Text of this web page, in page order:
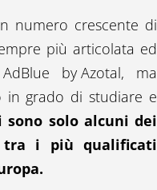
numero crescente di
più articolata ed
by Azotal, ma
in grado di studiare e
sono solo alcuni dei
tra i più qualificati